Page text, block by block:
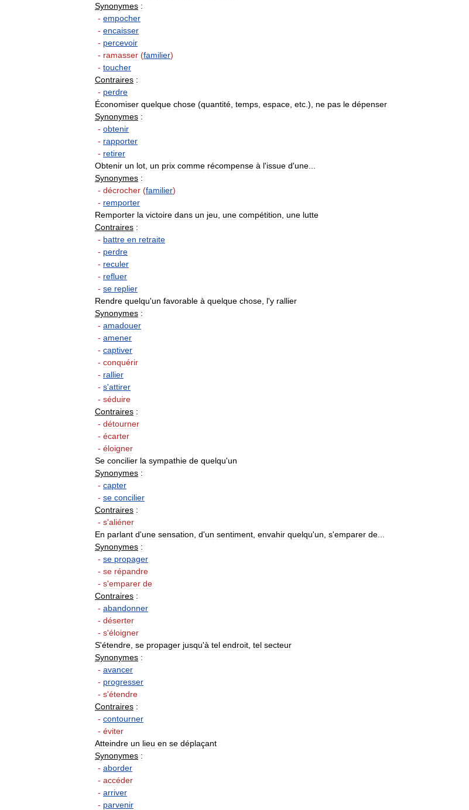
Synonymes :
- empocher
- encaisser
- percevoir
- ramasser (familier)
- toucher
Contraires :
- perdre
Économiser quelque chose (quantité temps espace etc .), ne pas le dépenser
Synonymes :
- obtenir
- rapporter
- retirer
Obtenir un lot un prix comme récompense à l'issue d'une
Synonymes :
- décrocher (familier)
- remporter
Remporter la victoire dans un jeu une compétition une lutte
Contraires :
- battre en retraite
- perdre
- reculer
- refluer
- se replier
Rendre quelqu'un favorable à quelque chose l'y rallier
Synonymes :
- amadouer
- amener
- captiver
- conquérir
- rallier
- s'attirer
- séduire
Contraires :
- détourner
- écarter
- éloigner
Se concilier la sympathie de quelqu'un
Synonymes :
- capter
- se concilier
Contraires :
- s'aliéner
En parlant d'une sensation d'un sentiment envahir quelqu'un s'emparer de
Synonymes :
- se propager
- se répandre
- s'emparer de
Contraires :
- abandonner
- déserter
- s'éloigner
S'étendre se propager jusqu'à tel endroit tel secteur
Synonymes :
- avancer
- progresser
- s'étendre
Contraires :
- contourner
- éviter
Atteindre un lieu en se déplaçant
Synonymes :
- aborder
- accéder
- arriver
- parvenir